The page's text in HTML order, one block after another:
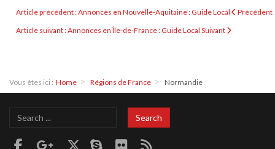
Article précédent : Annonces en Nouvelle-Aquitaine : Guide Local
Précédent
Article suivant : Annonces en Île-de-France : Guide Local Suivant
Vous êtes ici : Home Régions de France Normandie
Search
Search